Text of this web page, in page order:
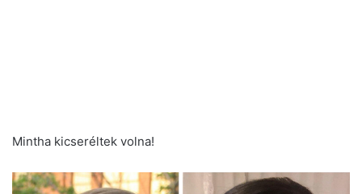
Mintha kicseréltek volna!